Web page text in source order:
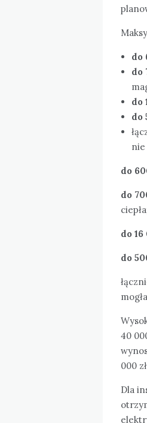
do
do
do
do
nie
do
do
do 16
do
40
000
Dla